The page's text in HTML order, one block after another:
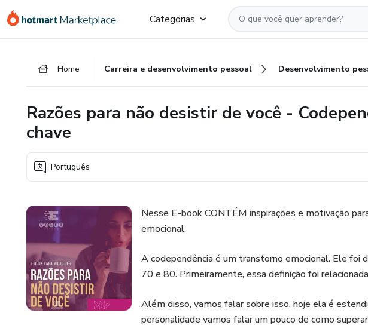
para
para
para
Categorias
Home Carreira e desenvolvimento pessoal Desenvolvimento
Razões para não desistir de você -
chave
Português
Nesse E-book CONTÉM inspirações e motivação
emocional.
A codependência é um transtorno emocional. Ele foi
70 e 80. Primeiramente, essa definição foi
Além disso, vamos falar sobre isso. hoje ela é
personalidade vamos falar um pouco de como